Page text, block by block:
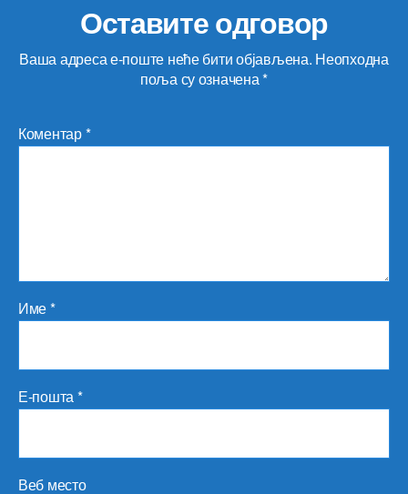
Оставите одговор
Ваша адреса е-поште неће бити објављена. Неопходна
поља су означена*
Коментар*
Име*
Е-пошта*
Веб место